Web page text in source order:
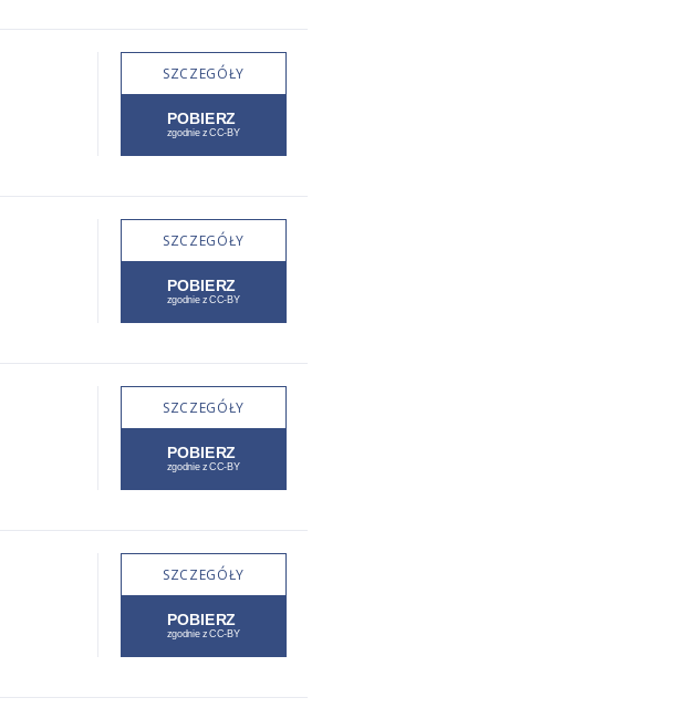
SZCZEGÓŁY
SZCZEGÓŁY
SZCZEGÓŁY
SZCZEGÓŁY